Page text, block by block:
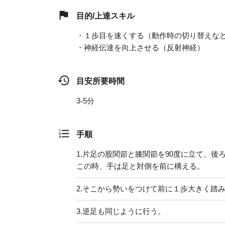
目的/上達スキル
・１歩目を速くする（動作時の切り替えなど
・神経伝達を向上させる（反射神経）
目安所要時間
3-5分
手順
1. 片足の股関節と膝関節を90度に立て、後
この時、手は足と対側を前に構える。
2.そこから勢いをつけて前に１歩大きく踏み
3.逆足も同じように行う。